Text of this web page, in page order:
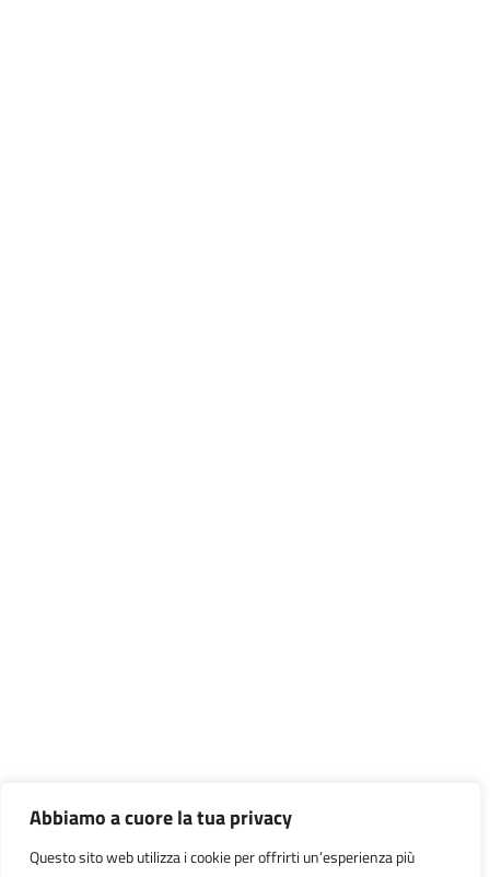
Abbiamo a cuore la tua privacy
Questo sito web utilizza i cookie per offrirti un’esperienza più